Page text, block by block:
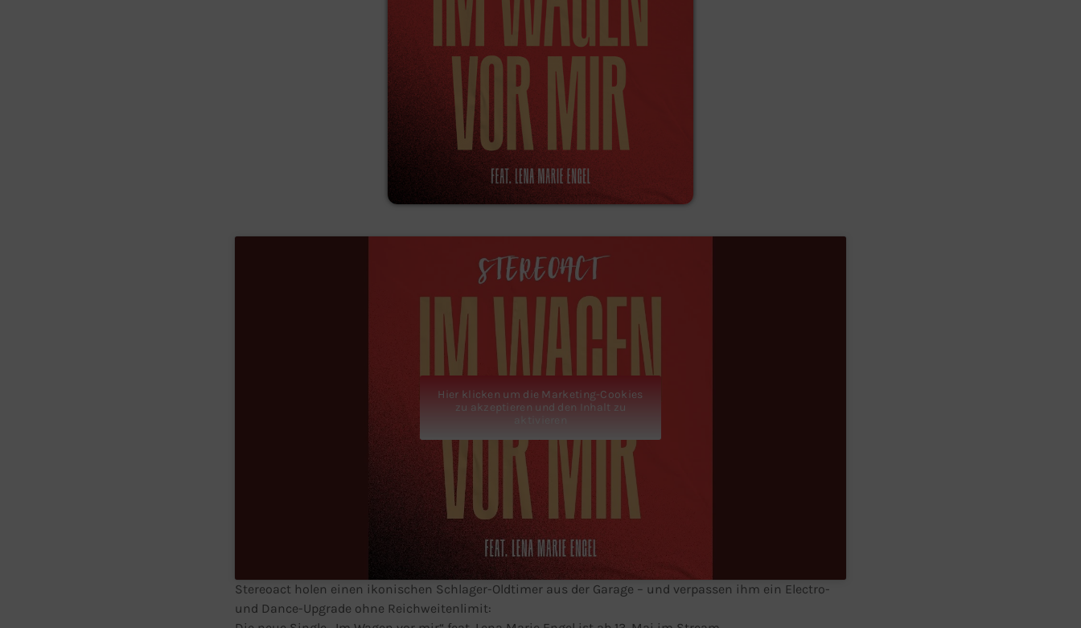
Hier klicken um die Marketing-Cookies
zu akzeptieren und den Inhalt zu
aktivieren
Stereoact holen einen ikonischen Schlager-Oldtimer aus der Garage – und verpassen ihm ein Electro-
und Dance-Upgrade ohne Reichweitenlimit: